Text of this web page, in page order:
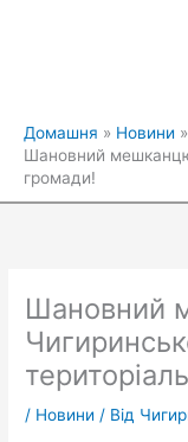
Домашня
Новини
Шановний мешканцю
громади!
Шановний
/ Новини / Від